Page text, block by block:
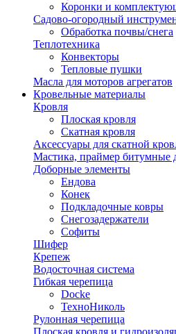
Коронки и
Садово-огородный
Обработка почвы/снега
Теплотехника
Конвекторы
Тепловые пушки
Масла для моторов агрегатов
Кровельные материалы
Кровля
Плоская кровля
Скатная кровля
Аксессуары для скатной
Мастика, праймер битумные
Доборные элементы
Ендова
Конек
Подкладочные ковры
Снегозадержатели
Софиты
Шифер
Крепеж
Водосточная система
Гибкая черепица
Docke
ТехноНиколь
Рулонная черепица
Плоская кровля и